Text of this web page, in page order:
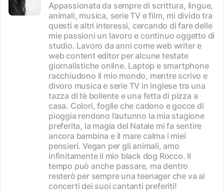
Appassionata da sempre di scrittura, lingue,
animali, musica, serie TV e film, mi divido tra
questi e altri interessi, cercando di fare delle
mie passioni un lavoro e continuo oggetto di
studio. Lavoro da anni come web writer e
web content editor per alcune testate
giornalistiche online. Laptop e smartphone
racchiudono il mio mondo, mentre scrivo e
divoro musica e serie TV in inglese tra una
tazza di tè bollente e una fetta di pizza a
casa. Colori, foglie che cadono e gocce di
pioggia rendono l’autunno la mia stagione
preferita, la magia del Natale mi fa sentire
ancora bambina e il mare calma i miei
pensieri. Vegan per gli animali, amo
infinitamente il mio black dog Rocco. Il
tempo può anche passare, ma dentro
resterò per sempre una teenager che va ai
concerti dei suoi cantanti preferiti!